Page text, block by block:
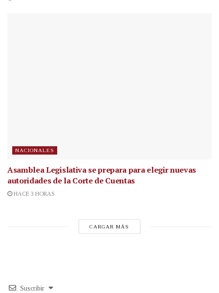
NACIONALES
Asamblea Legislativa se prepara para elegir nuevas
autoridades de la Corte de Cuentas
HACE 3 HORAS
CARGAR MÁS
Suscribir